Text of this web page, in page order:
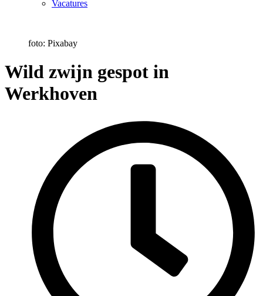
Vacatures
foto: Pixabay
Wild zwijn gespot in
Werkhoven